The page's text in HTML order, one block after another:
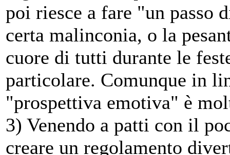
poi riesce a fare "un passo
certa malinconia, o la
cuore di tutti durante le
particolare. Comunque in
"prospettiva emotiva" è
3) Venendo a patti con il
creare un regolamento